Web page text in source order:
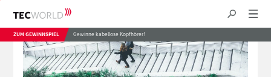
ZUM GEWINNSPIEL Gewinne kabellose Kopfhörer!